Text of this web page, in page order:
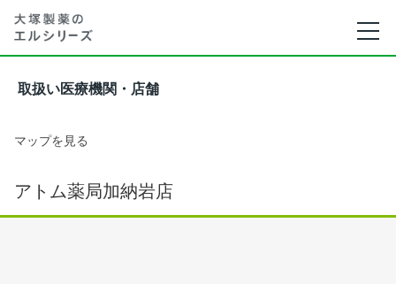
取扱い医療機関・店舗
マップを見る
アトム薬局加納岩店